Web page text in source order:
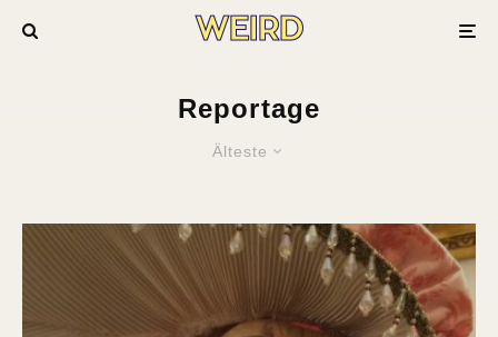
Älteste
Reportage